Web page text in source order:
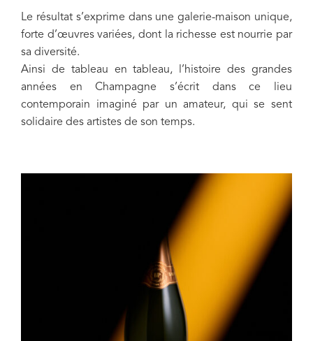
Le résultat s’exprime dans une galerie-maison unique,
forte d’œuvres variées, dont la richesse est nourrie par
sa diversité.
Ainsi de tableau en tableau, l’histoire des grandes
années en Champagne s’écrit dans ce lieu
contemporain imaginé par un amateur, qui se sent
solidaire des artistes de son temps.